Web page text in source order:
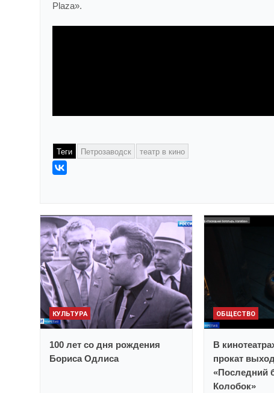
Plaza».
Теги Петрозаводск театр в кино
КУЛЬТУРА
100 лет со дня рождения
Бориса Одлиса
ОБЩЕСТВО
В
прокат
«Последний
Колобок»